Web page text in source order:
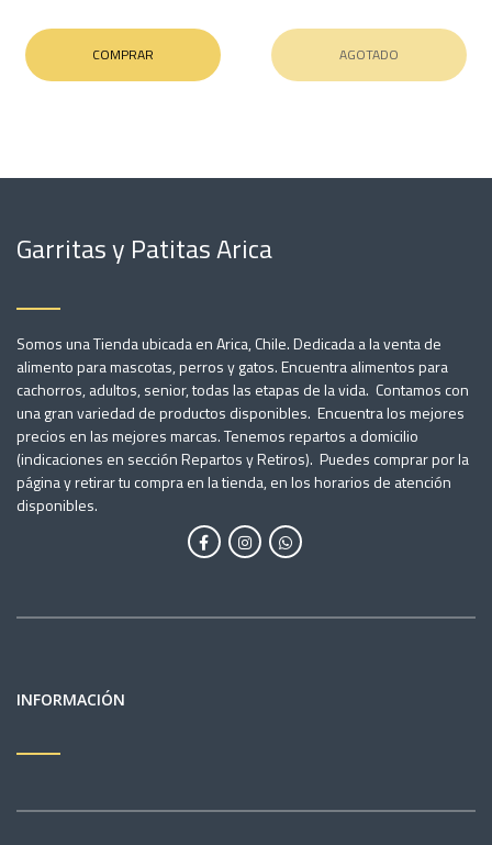
COMPRAR AGOTADO
Garritas y Patitas Arica
Somos una Tienda ubicada en Arica, Chile. Dedicada a la venta de
alimento para mascotas, perros y gatos. Encuentra alimentos para
cachorros, adultos, senior, todas las etapas de la vida. Contamos con
una gran variedad de productos disponibles. Encuentra los mejores
precios en las mejores marcas. Tenemos repartos a domicilio
(indicaciones en sección Repartos y Retiros). Puedes comprar por la
página y retirar tu compra en la tienda, en los horarios de atención
disponibles.
INFORMACIÓN